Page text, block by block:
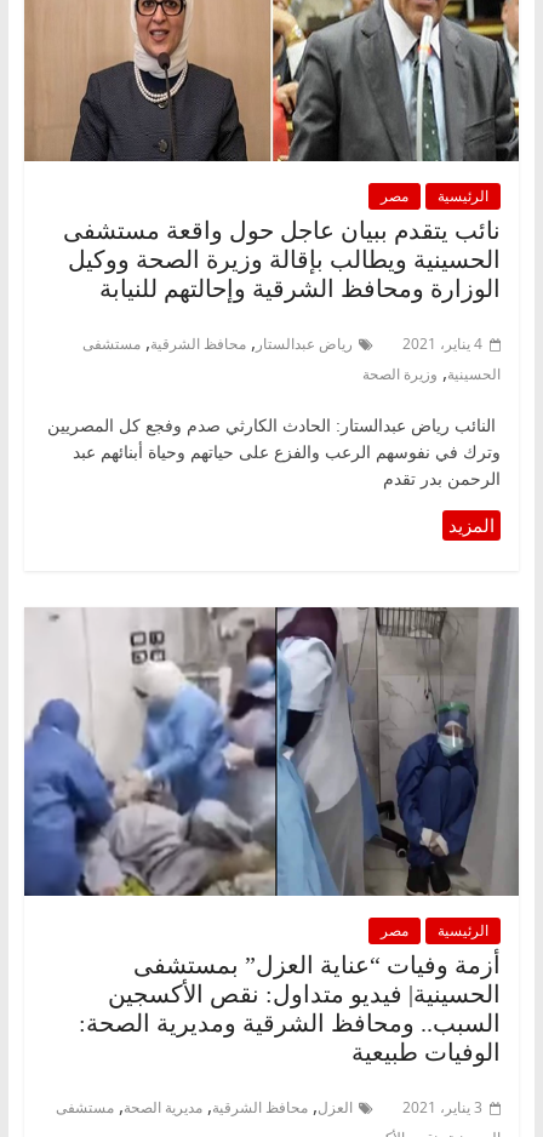
الرئيسية مصر
نائب يتقدم ببيان عاجل حول واقعة مستشفى
الحسينية ويطالب بإقالة وزيرة الصحة ووكيل
الوزارة ومحافظ الشرقية وإحالتهم للنيابة
4 يناير، 2021 رياض عبدالستار , محافظ الشرقية, مستشفى
الحسينية, وزيرة الصحة
النائب رياض عبدالستار: الحادث الكارثي صدم وفجع كل المصريين
وترك في نفوسهم الرعب والفزع على حياتهم وحياة أبنائهم عبد
الرحمن بدر تقدم
الرئيسية مصر
أزمة وفيات “عناية العزل” بمستشفى
الحسينية| فيديو متداول: نقص الأكسجين
السبب.. ومحافظ الشرقية ومديرية الصحة:
الوفيات طبيعية
3 يناير، 2021 العزل, محافظ الشرقية, مديرية الصحة, مستشفى